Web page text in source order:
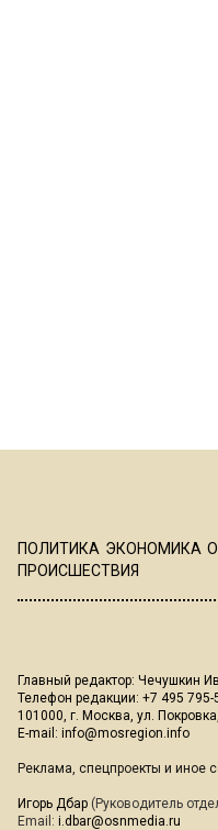
ПОЛИТИКА ЭКОНОМИКА
ПРОИСШЕСТВИЯ
Главный редактор: Чечушкин
Телефон редакции: +7 495 795-
101000, г. Москва, ул.
E-mail: info@mosregion.info
Реклама, спецпроекты и иное
Игорь Дбар (Руководитель
Email: i.dbar@osnmedia.ru